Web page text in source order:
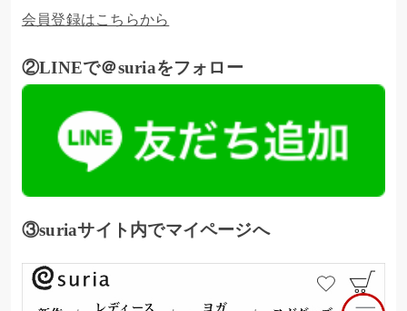
会員登録はこちらから
②LINEで＠suriaをフォロー
③suriaサイト内でマイページへ